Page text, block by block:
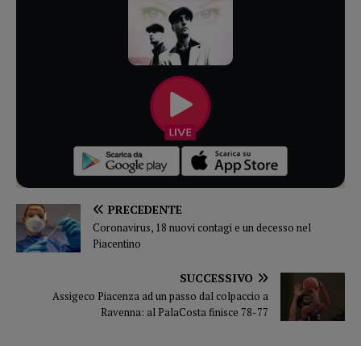
PRECEDENTE
Coronavirus, 18 nuovi contagi e un decesso nel
Piacentino
SUCCESSIVO
Assigeco Piacenza ad un passo dal colpaccio a
Ravenna: al PalaCosta finisce 78-77